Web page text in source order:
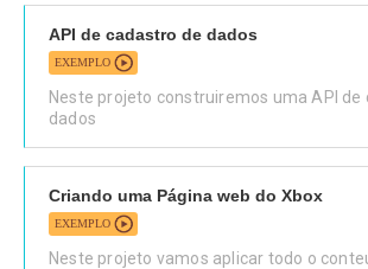
API de cadastro de dados
EXEMPLO
Neste projeto construiremos uma API de
dados
Criando uma Página web do Xbox
EXEMPLO
Neste projeto vamos aplicar todo o